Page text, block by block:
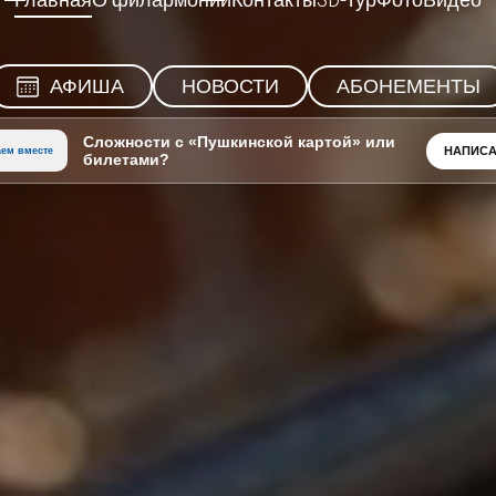
АФИША НОВОСТИ АБОНЕМЕНТЫ
вместе
Сложности с «Пушкинской картой» или
билетами?